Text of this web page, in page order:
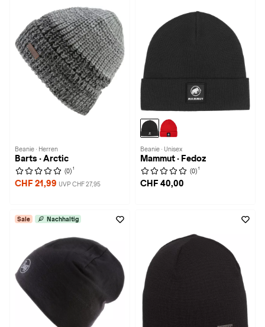
Beanie · Herren
Barts · Arctic
(0) 1
CHF 21,99 UVP CHF 27,95
Beanie · Unisex
Mammut · Fedoz
(0) 1
CHF 40,00
Sale Nachhaltig